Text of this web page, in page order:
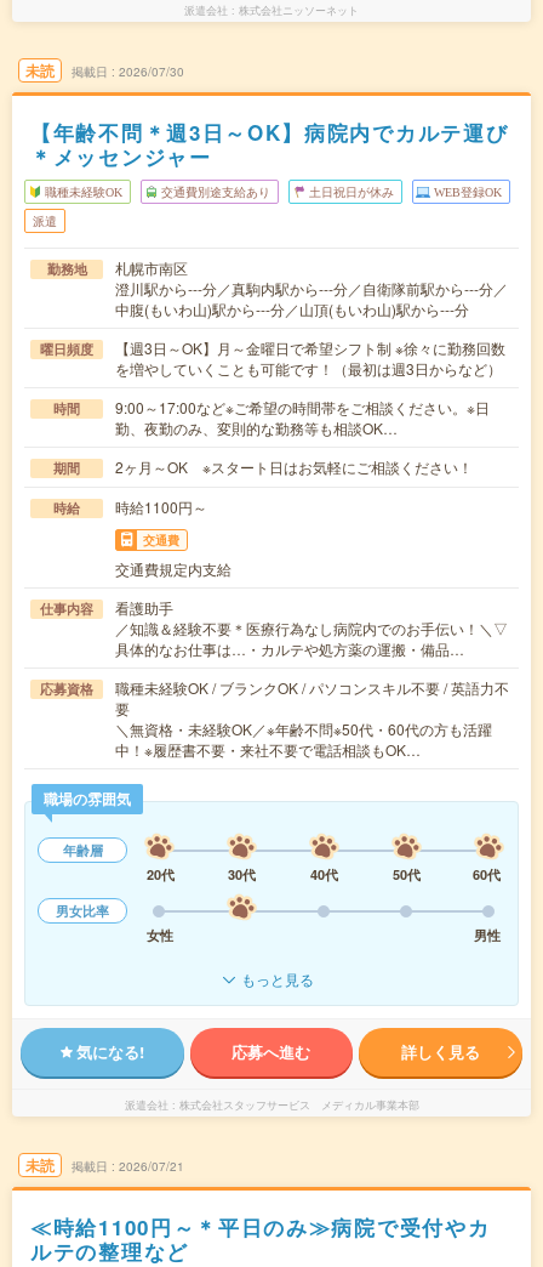
派遣会社 株式会社ニッソーネット
未読 掲載日 2026/07/30
【年齢不問＊週3日～OK】病院内でカルテ運び
＊メッセンジャー
職種未経験OK 交通費別途支給あり 土日祝日が休み WEB登録OK
派遣
勤務地
札幌市南区
澄川駅から---分／真駒内駅から---分／自衛隊前駅から---分／
中腹(もいわ山)駅から---分／山頂(もいわ山)駅から---分
曜日頻度
【週3日～OK】月～金曜日で希望シフト制 ※徐々に勤務回数
を増やしていくことも可能です！（最初は週3日からなど）
時間
9:00～17:00など※ご希望の時間帯をご相談ください。※日
勤、夜勤のみ、変則的な勤務等も相談OK…
期間 2ヶ月～OK ※スタート日はお気軽にご相談ください！
時給 時給1100円～
交通費
交通費規定内支給
仕事内容
看護助手
／知識＆経験不要＊医療行為なし病院内でのお手伝い！＼▽
具体的なお仕事は…・カルテや処方薬の運搬・備品…
応募資格
職種未経験OK / ブランクOK / パソコンスキル不要 / 英語力不
要
＼無資格・未経験OK／※年齢不問※50代・60代の方も活躍
中！※履歴書不要・来社不要で電話相談もOK…
職場の雰囲気
年齢層
20代
30代 40代 50代
60代
男女比率
女性
男性
もっと見る
気になる! 応募へ進む 詳しく見る
派遣会社 株式会社スタッフサービス メディカル事業本部
未読 掲載日 2026/07/21
≪時給1100円～＊平日のみ≫病院で受付やカ
ルテの整理など